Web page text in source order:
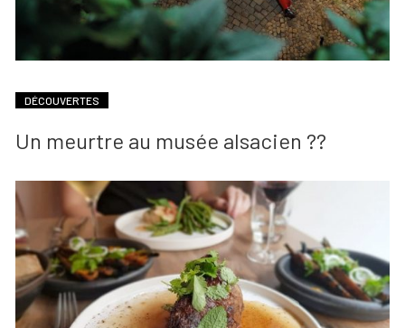
DÉCOUVERTES
Un meurtre au musée alsacien ??